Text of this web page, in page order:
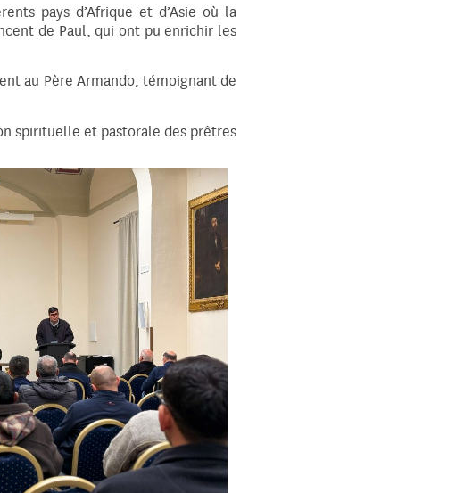
pays d’Afrique et d’Asie où la
de Paul, qui ont pu enrichir les
au Père Armando, témoignant de
spirituelle et pastorale des prêtres